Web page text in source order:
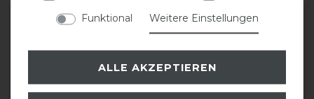
Funktional
Weitere Einstellungen
ALLE AKZEPTIEREN